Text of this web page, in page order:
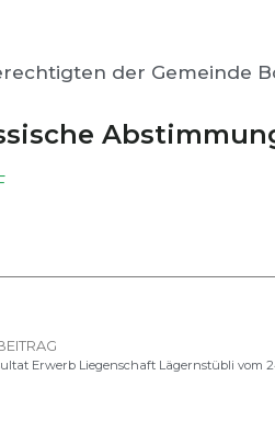
der Gemeinde
Erwerb Liegenschaft Lägernstübli vom